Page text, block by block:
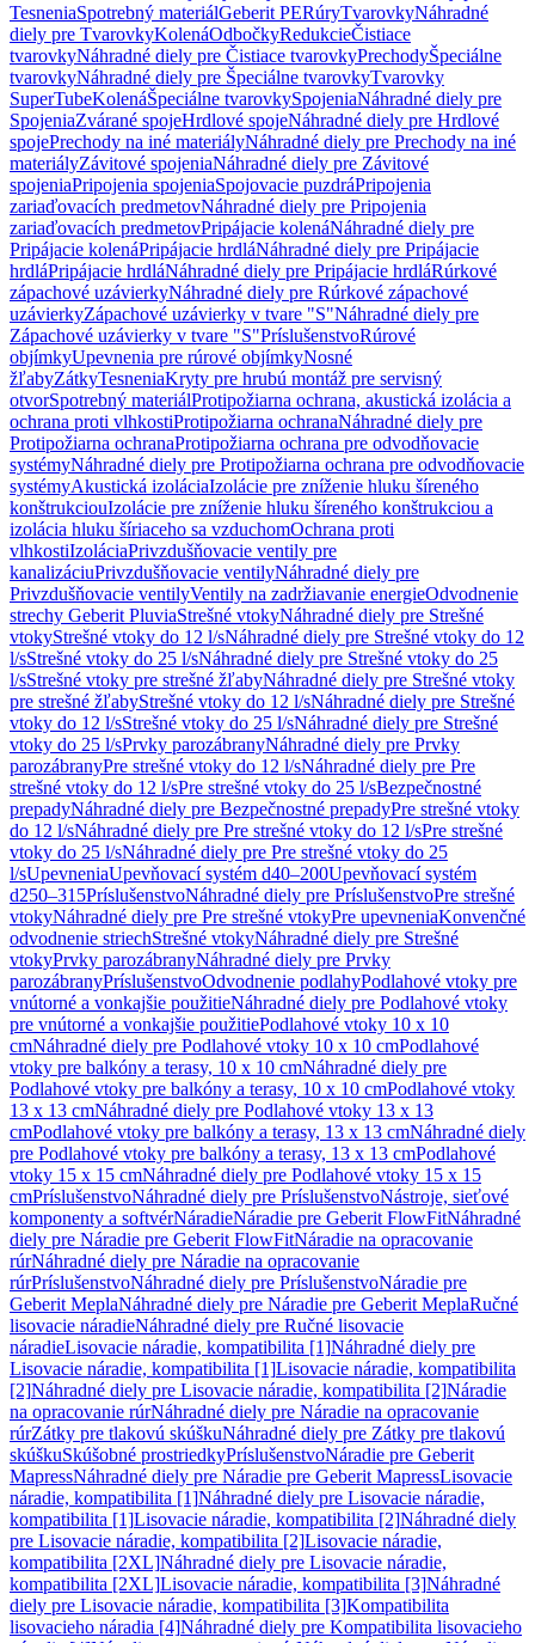
TesneniaSpotrebný materiálGeberit PERúryTvarovkyNáhradné
diely pre TvarovkyKolenáOdbočkyRedukcieČistiace
tvarovkyNáhradné diely pre Čistiace tvarovkyPrechodyŠpeciálne
tvarovkyNáhradné diely pre Špeciálne tvarovkyTvarovky
SuperTubeKolenáŠpeciálne tvarovkySpojeniaNáhradné diely pre
SpojeniaZvárané spojeHrdlové spojeNáhradné diely pre Hrdlové
spojePrechody na iné materiályNáhradné diely pre Prechody na iné
materiályZávitové spojeniaNáhradné diely pre Závitové
spojeniaPripojenia spojeniaSpojovacie puzdráPripojenia
zariaďovacích predmetovNáhradné diely pre Pripojenia
zariaďovacích predmetovPripájacie kolenáNáhradné diely pre
Pripájacie kolenáPripájacie hrdláNáhradné diely pre Pripájacie
hrdláPripájacie hrdláNáhradné diely pre Pripájacie hrdláRúrkové
zápachové uzávierkyNáhradné diely pre Rúrkové zápachové
uzávierkyZápachové uzávierky v tvare "S"Náhradné diely pre
Zápachové uzávierky v tvare "S"PríslušenstvoRúrové
objímkyUpevnenia pre rúrové objímkyNosné
žľabyZátkyTesneniaKryty pre hrubú montáž pre servisný
otvorSpotrebný materiálProtipožiarna ochrana, akustická izolácia a
ochrana proti vlhkostiProtipožiarna ochranaNáhradné diely pre
Protipožiarna ochranaProtipožiarna ochrana pre odvodňovacie
systémyNáhradné diely pre Protipožiarna ochrana pre odvodňovacie
systémyAkustická izoláciaIzolácie pre zníženie hluku šíreného
konštrukciouIzolácie pre zníženie hluku šíreného konštrukciou a
izolácia hluku šíriaceho sa vzduchomOchrana proti
vlhkostiIzoláciaPrivzdušňovacie ventily pre
kanalizáciuPrivzdušňovacie ventilyNáhradné diely pre
Privzdušňovacie ventilyVentily na zadržiavanie energieOdvodnenie
strechy Geberit PluviaStrešné vtokyNáhradné diely pre Strešné
vtokyStrešné vtoky do 12 l/sNáhradné diely pre Strešné vtoky do 12
l/sStrešné vtoky do 25 l/sNáhradné diely pre Strešné vtoky do 25
l/sStrešné vtoky pre strešné žľabyNáhradné diely pre Strešné vtoky
pre strešné žľabyStrešné vtoky do 12 l/sNáhradné diely pre Strešné
vtoky do 12 l/sStrešné vtoky do 25 l/sNáhradné diely pre Strešné
vtoky do 25 l/sPrvky parozábranyNáhradné diely pre Prvky
parozábranyPre strešné vtoky do 12 l/sNáhradné diely pre Pre
strešné vtoky do 12 l/sPre strešné vtoky do 25 l/sBezpečnostné
prepadyNáhradné diely pre Bezpečnostné prepadyPre strešné vtoky
do 12 l/sNáhradné diely pre Pre strešné vtoky do 12 l/sPre strešné
vtoky do 25 l/sNáhradné diely pre Pre strešné vtoky do 25
l/sUpevneniaUpevňovací systém d40–200Upevňovací systém
d250–315PríslušenstvoNáhradné diely pre PríslušenstvoPre strešné
vtokyNáhradné diely pre Pre strešné vtokyPre upevneniaKonvenčné
odvodnenie striechStrešné vtokyNáhradné diely pre Strešné
vtokyPrvky parozábranyNáhradné diely pre Prvky
parozábranyPríslušenstvoOdvodnenie podlahyPodlahové vtoky pre
vnútorné a vonkajšie použitieNáhradné diely pre Podlahové vtoky
pre vnútorné a vonkajšie použitiePodlahové vtoky 10 x 10
cmNáhradné diely pre Podlahové vtoky 10 x 10 cmPodlahové
vtoky pre balkóny a terasy, 10 x 10 cmNáhradné diely pre
Podlahové vtoky pre balkóny a terasy, 10 x 10 cmPodlahové vtoky
13 x 13 cmNáhradné diely pre Podlahové vtoky 13 x 13
cmPodlahové vtoky pre balkóny a terasy, 13 x 13 cmNáhradné diely
pre Podlahové vtoky pre balkóny a terasy, 13 x 13 cmPodlahové
vtoky 15 x 15 cmNáhradné diely pre Podlahové vtoky 15 x 15
cmPríslušenstvoNáhradné diely pre PríslušenstvoNástroje, sieťové
komponenty a softvérNáradieNáradie pre Geberit FlowFitNáhradné
diely pre Náradie pre Geberit FlowFitNáradie na opracovanie
rúrNáhradné diely pre Náradie na opracovanie
rúrPríslušenstvoNáhradné diely pre PríslušenstvoNáradie pre
Geberit MeplaNáhradné diely pre Náradie pre Geberit MeplaRučné
lisovacie náradieNáhradné diely pre Ručné lisovacie
náradieLisovacie náradie, kompatibilita [1]Náhradné diely pre
Lisovacie náradie, kompatibilita [1]Lisovacie náradie, kompatibilita
[2]Náhradné diely pre Lisovacie náradie, kompatibilita [2]Náradie
na opracovanie rúrNáhradné diely pre Náradie na opracovanie
rúrZátky pre tlakovú skúškuNáhradné diely pre Zátky pre tlakovú
skúškuSkúšobné prostriedkyPríslušenstvoNáradie pre Geberit
MapressNáhradné diely pre Náradie pre Geberit MapressLisovacie
náradie, kompatibilita [1]Náhradné diely pre Lisovacie náradie,
kompatibilita [1]Lisovacie náradie, kompatibilita [2]Náhradné diely
pre Lisovacie náradie, kompatibilita [2]Lisovacie náradie,
kompatibilita [2XL]Náhradné diely pre Lisovacie náradie,
kompatibilita [2XL]Lisovacie náradie, kompatibilita [3]Náhradné
diely pre Lisovacie náradie, kompatibilita [3]Kompatibilita
lisovacieho náradia [4]Náhradné diely pre Kompatibilita lisovacieho